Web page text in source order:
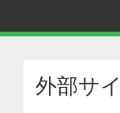
外部サ